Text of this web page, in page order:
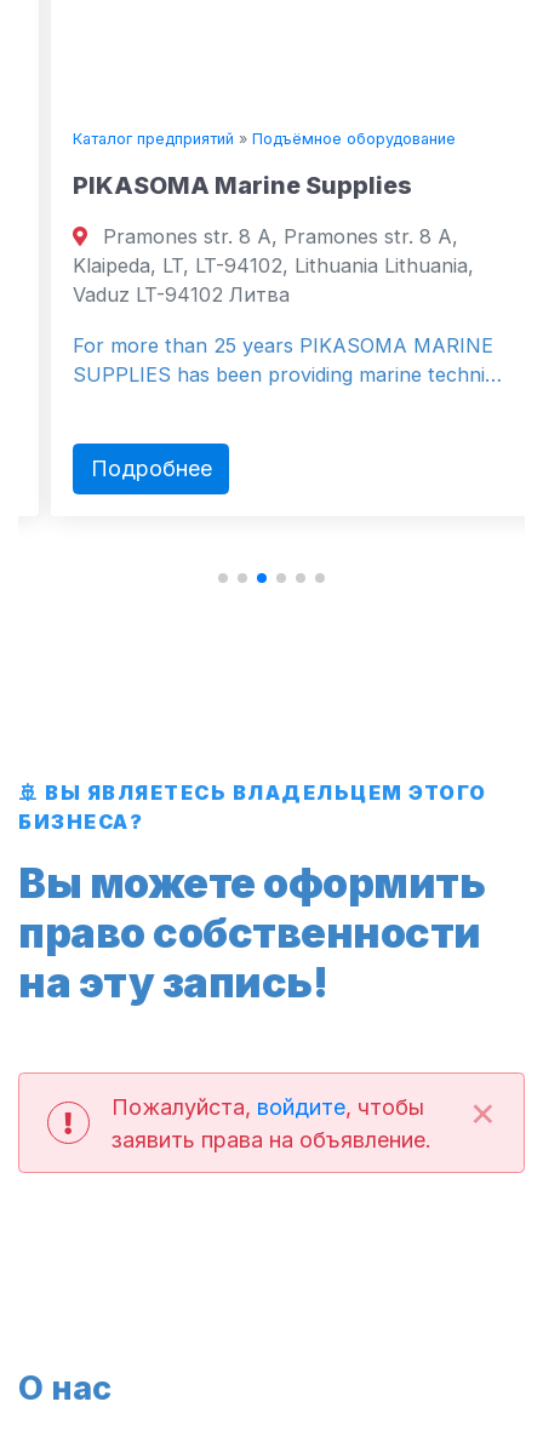
Каталог предприятий»Подъёмное оборудование
PIKASOMA Marine Supplies
Pramones str. 8 A, Pramones str. 8 A,
Klaipeda, LT, LT-94102, Lithuania Lithuania,
Vaduz LT-94102 Литва
For more than 25 years PIKASOMA MARINE
SUPPLIES has been providing marine techni…
Подробнее
🚢 ВЫ ЯВЛЯЕТЕСЬ ВЛАДЕЛЬЦЕМ ЭТОГО
БИЗНЕСА?
Вы можете оформить
право собственности
на эту запись!
Пожалуйста, войдите, чтобы
заявить права на объявление.
×
О нас